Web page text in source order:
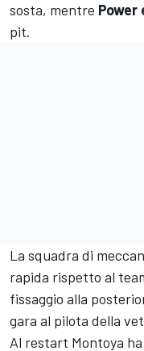
sosta, mentre Power
pit.
La squadra di
rapida rispetto al
fissaggio alla
gara al pilota della
Al restart Montoya